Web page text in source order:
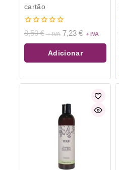
cartão
0
de
5
8,50€ 7,23 €
Adicionar